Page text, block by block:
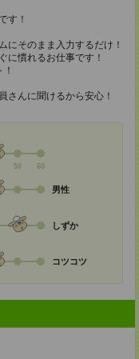
す！
にそのまま入力するだけ！
に慣れるお仕事です！
さんに聞けるから安心！
50 60
男性
しずか
コツコツ